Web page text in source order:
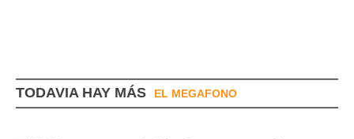
TODAVIA HAY MÁS EL MEGAFONO